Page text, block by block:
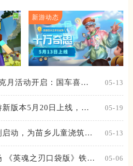
新游动态
月活动开启：国车喜迎
05-13
新版本5月20日上线，女
05-19
动，为苗乡儿童浇筑梦
05-13
《英魂之刃口袋版》铁扇
05-06